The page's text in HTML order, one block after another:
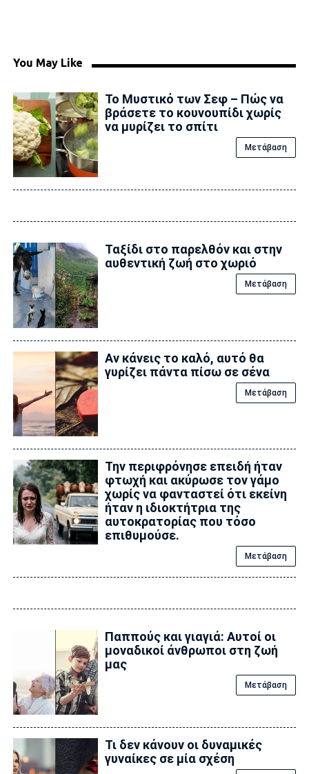
You May Like
Το Μυστικό των Σεφ – Πώς να
βράσετε το κουνουπίδι χωρίς
να μυρίζει το σπίτι
Μετάβαση
Ταξίδι στο παρελθόν και στην
αυθεντική ζωή στο χωριό
Μετάβαση
Αν κάνεις το καλό, αυτό θα
γυρίζει πάντα πίσω σε σένα
Μετάβαση
Την περιφρόνησε επειδή ήταν
φτωχή και ακύρωσε τον γάμο
χωρίς να φανταστεί ότι εκείνη
ήταν η ιδιοκτήτρια της
αυτοκρατορίας που τόσο
επιθυμούσε.
Μετάβαση
Παππούς και γιαγιά: Αυτοί οι
μοναδικοί άνθρωποι στη ζωή
μας
Μετάβαση
Τι δεν κάνουν οι δυναμικές
γυναίκες σε μία σχέση